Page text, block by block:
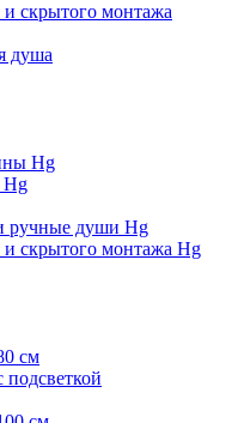
и скрытого монтажа
душа
Hg
Hg
ручные души Hg
и скрытого монтажа Hg
см